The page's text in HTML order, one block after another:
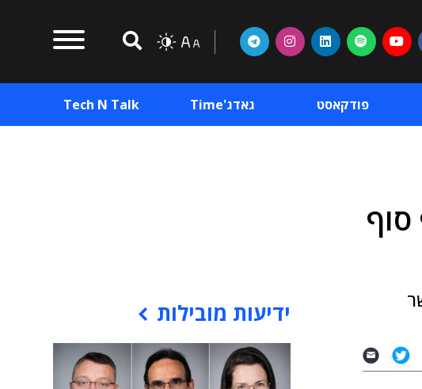
פודקאסט גאדג'Time Tech N Talk
ידיעות מובילות